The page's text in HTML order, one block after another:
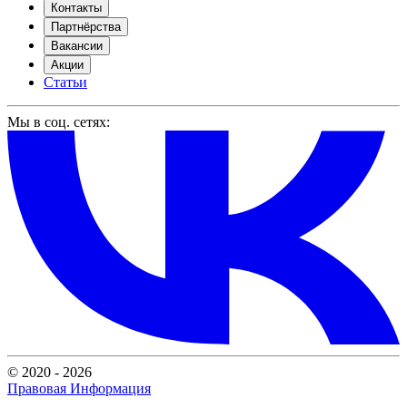
Контакты
Партнёрства
Вакансии
Акции
Статьи
Мы в соц. сетях:
© 2020 - 2026
Правовая Информация